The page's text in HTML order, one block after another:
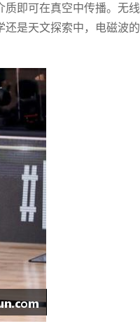
即可在真空中传播。无
是天文探索中，电磁波